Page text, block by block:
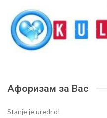
Афоризам за Вас
Stanje je uredno!